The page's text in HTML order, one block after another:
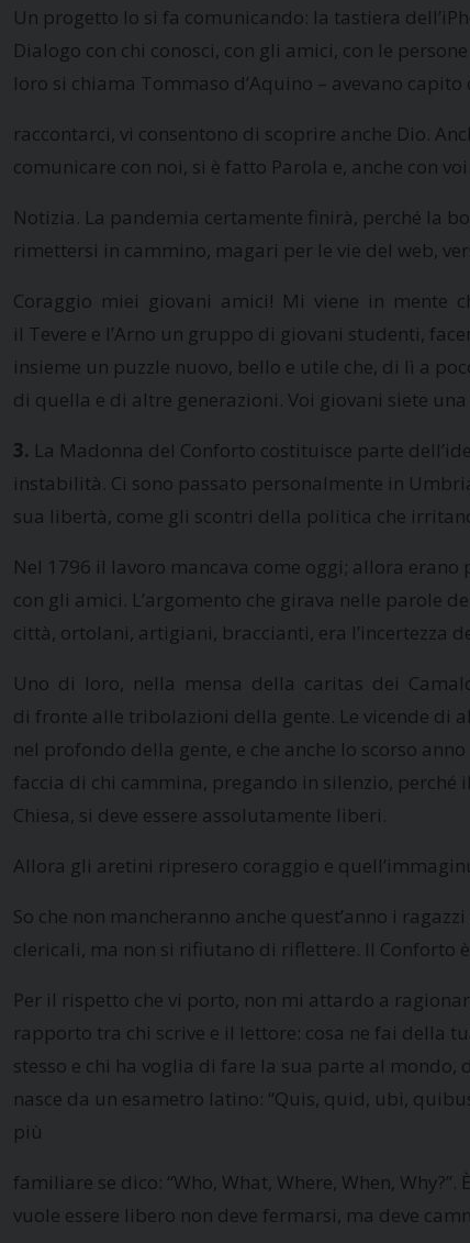
Un progetto lo si fa comunicando: la tastiera
Dialogo con chi conosci, con gli amici, con le
loro si chiama Tommaso d’Aquino – avevano
raccontarci, vi consentono di scoprire anche Dio.
comunicare con noi, si è fatto Parola e, anche con
Notizia. La pandemia certamente finirà, perché la
rimettersi in cammino, magari per le vie del web,
Coraggio miei giovani amici! Mi viene in mente
il Tevere e l’Arno un gruppo di giovani studenti,
insieme un puzzle nuovo, bello e utile che, di lì a
di quella e di altre generazioni. Voi giovani siete
3. La Madonna del Conforto costituisce parte
instabilità. Ci sono passato personalmente in
sua libertà, come gli scontri della politica che
Nel 1796 il lavoro mancava come oggi; allora
con gli amici. L’argomento che girava nelle parole
città, ortolani, artigiani, braccianti, era l’incertezza
Uno di loro, nella mensa della caritas dei
di fronte alle tribolazioni della gente. Le vicende di
nel profondo della gente, e che anche lo scorso
faccia di chi cammina, pregando in silenzio, perché
Chiesa, si deve essere assolutamente liberi.
Allora gli aretini ripresero coraggio e
So che non mancheranno anche quest’anno i
clericali, ma non si rifiutano di riflettere. Il Conforto
Per il rispetto che vi porto, non mi attardo a
rapporto tra chi scrive e il lettore: cosa ne fai della
stesso e chi ha voglia di fare la sua parte al
nasce da un esametro latino: “Quis, quid, ubi,
più
familiare se dico: “Who, What, Where, When,
vuole essere libero non deve fermarsi, ma deve